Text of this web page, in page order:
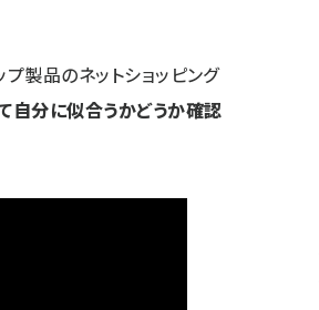
製品のネットショッピング
自分に似合うかどうか確認